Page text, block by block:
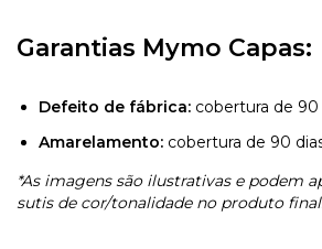
Garantias Mymo Capas:
Defeito de fábrica: cobertura de 90
Amarelamento: cobertura de 90
*As imagens são ilustrativas e podem
sutis de cor/tonalidade no produto